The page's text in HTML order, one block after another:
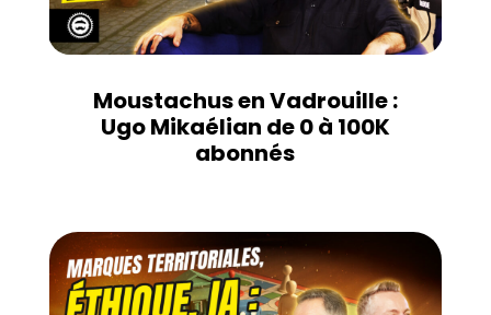
Moustachus en Vadrouille :
Ugo Mikaélian de 0 à 100K
abonnés